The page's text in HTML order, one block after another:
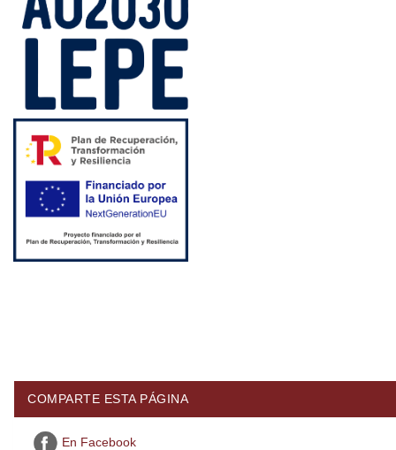
COMPARTE ESTA PÁGINA
En Facebook